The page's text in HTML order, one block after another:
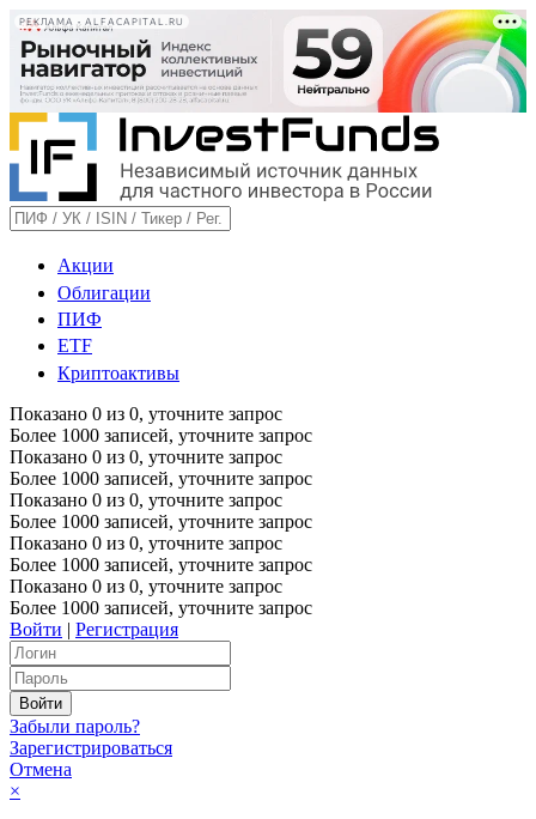
РЕКЛАМА • ALFACAPITAL.RU
Акции
Облигации
ПИФ
ETF
Криптоактивы
Показано 0 из 0, уточните запрос
Более 1000 записей, уточните запрос
Показано 0 из 0, уточните запрос
Более 1000 записей, уточните запрос
Показано 0 из 0, уточните запрос
Более 1000 записей, уточните запрос
Показано 0 из 0, уточните запрос
Более 1000 записей, уточните запрос
Показано 0 из 0, уточните запрос
Более 1000 записей, уточните запрос
Войти | Регистрация
Забыли пароль?
Зарегистрироваться
Отмена
×